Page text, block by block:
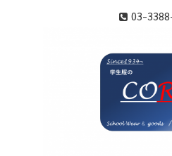
03-